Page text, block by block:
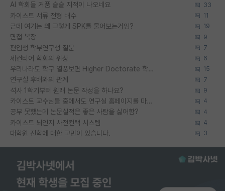
AI 학회들 거품 슬슬 지적이 나오네요 33
카이스트 서류 전형 배수 11
근데 여기는 왜 그렇게 SPK를 물어보는거임? 19
면접 복장 9
편입생 학부연구생 질문 7
세컨티어 학회의 위상 6
우리나라도 학구 열풍보면 Higher Doctorate 학위가 필요하다고 봅니다. 15
연구실 후배와의 관계 7
석사 1학기부터 원래 논문 작성을 하나요? 9
카이스트 교수님들 중에서도 연구실 홈페이지를 마련 안 하신 분들이 계시던데 4
공부 못했는데 논문실적은 좋은 사람을 싫어함? 4
카이스트 뇌인지 사전컨택 시스템 4
대학원 진학에 대한 고민이 있습니다. 3